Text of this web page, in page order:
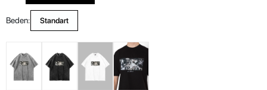
Beden: Standart